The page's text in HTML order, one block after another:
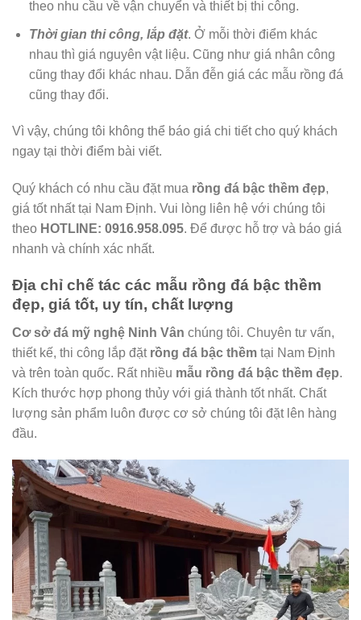
theo nhu cầu về vận chuyển và thiết bị thi công.
Thời gian thi công, lắp đặt. Ở mỗi thời điểm khác
nhau thì giá nguyên vật liệu. Cũng như giá nhân công
cũng thay đổi khác nhau. Dẫn đễn giá các mẫu rồng đá
cũng thay đổi.
Vì vậy, chúng tôi không thể báo giá chi tiết cho quý khách
ngay tại thời điểm bài viết.
Quý khách có nhu cầu đặt mua rồng đá bậc thềm đẹp,
giá tốt nhất tại Nam Định. Vui lòng liên hệ với chúng tôi
theo HOTLINE: 0916.958.095. Để được hỗ trợ và báo giá
nhanh và chính xác nhất.
Địa chỉ chế tác các mẫu rồng đá bậc thềm
đẹp, giá tốt, uy tín, chất lượng
Cơ sở đá mỹ nghệ Ninh Vân chúng tôi. Chuyên tư vấn,
thiết kế, thi công lắp đặt rồng đá bậc thềm tại Nam Định
và trên toàn quốc. Rất nhiều mẫu rồng đá bậc thềm đẹp.
Kích thước hợp phong thủy với giá thành tốt nhất. Chất
lượng sản phẩm luôn được cơ sở chúng tôi đặt lên hàng
đầu.